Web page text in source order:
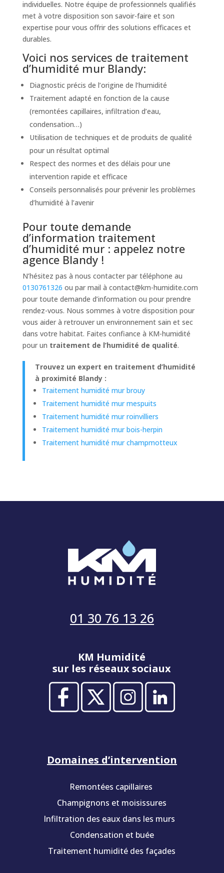
individuelles. Notre équipe de professionnels qualifiés
met à votre disposition son savoir-faire et son
expertise pour vous offrir des solutions efficaces et
durables.
Voici nos services de traitement
d’humidité mur Blandy:
Diagnostic précis de l’origine de l’humidité
Traitement adapté en fonction de la cause
(remontées capillaires, infiltration d’eau,
condensation…)
Utilisation de techniques et de produits de qualité
pour un résultat optimal
Respect des normes et des délais pour une
intervention rapide et efficace
Conseils personnalisés pour prévenir les problèmes
d’humidité à l’avenir
Pour toute demande
d’information traitement
d’humidité mur : appelez notre
agence Blandy !
N’hésitez pas à nous contacter par téléphone au
0130761326 ou par mail à contact@km-humidite.com
pour toute demande d’information ou pour prendre
rendez-vous. Nous sommes à votre disposition pour
vous aider à retrouver un environnement sain et sec
dans votre habitat. Faites confiance à KM-humidité
pour un traitement de l’humidité de qualité.
Trouvez un expert en traitement d’humidité
à proximité Blandy :
Traitement humidité mur brouy
Traitement humidité mur mespuits
Traitement humidité mur roinvilliers
Traitement humidité mur bois-herpin
Traitement humidité mur champmotteux
01 30 76 13 26
KM Humidité
sur les réseaux sociaux
Domaines d’intervention
Remontées capillaires
Champignons et moisissures
Infiltration des eaux dans les murs
Condensation et buée
Traitement humidité des façades